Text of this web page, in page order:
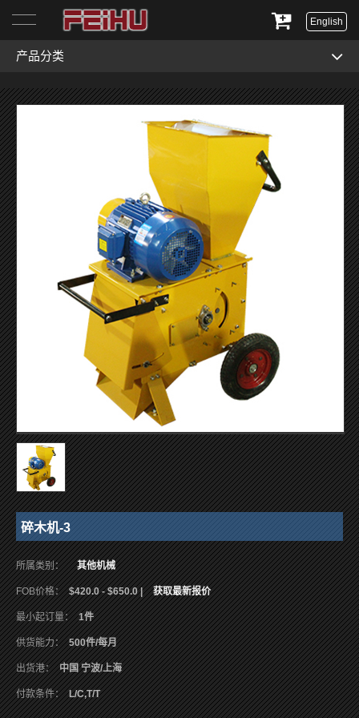
English
产品分类
碎木机-3
所属类别： 其他机械
FOB价格： $420.0 - $650.0 | 获取最新报价
最小起订量： 1件
供货能力： 500件/每月
出货港： 中国 宁波/上海
付款条件： L/C,T/T
首页
关于我们